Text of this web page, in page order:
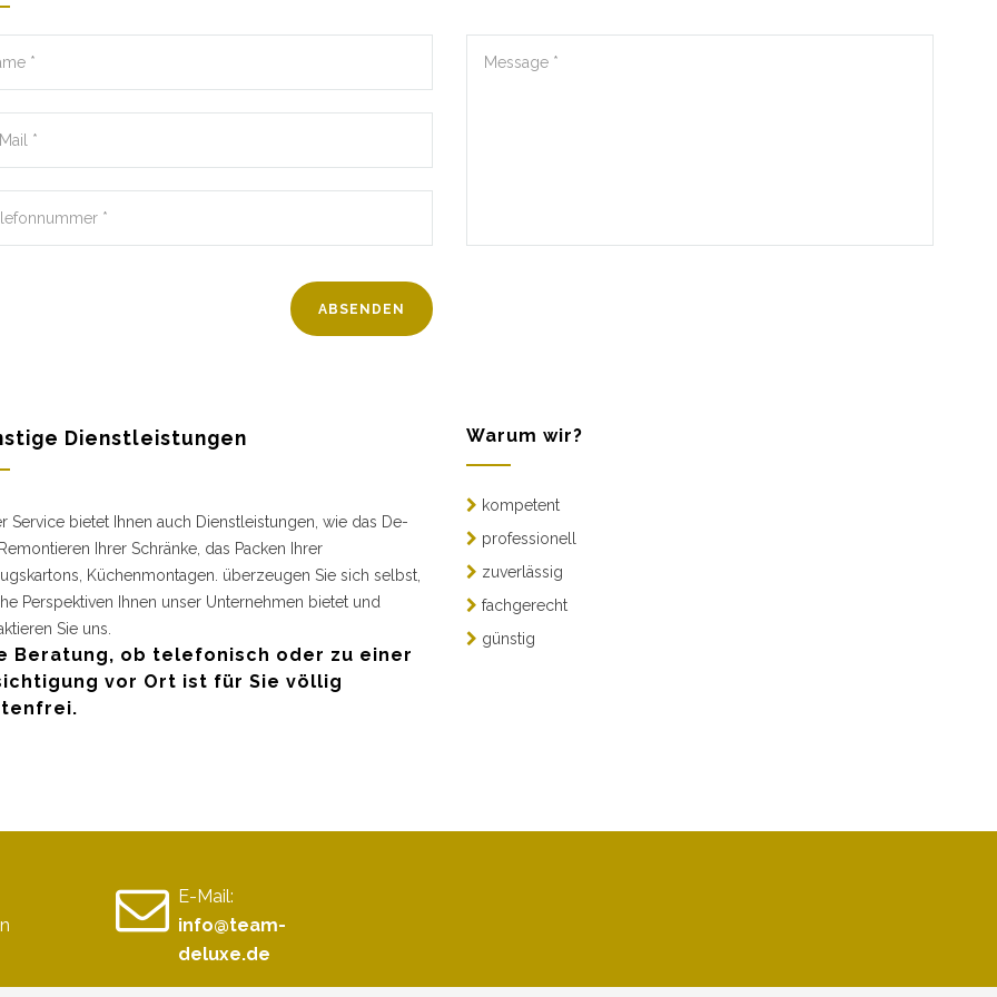
Dienstleistungen
Service bietet Ihnen auch Dienstleistungen, wie das De-
Ihrer Schränke, das Packen Ihrer
Küchenmontagen. überzeugen Sie sich selbst,
Perspektiven Ihnen unser Unternehmen bietet und
Sie uns.
Beratung, ob telefonisch oder zu einer
vor Ort ist für Sie völlig
Warum wir?
kompetent
professionell
zuverlässig
fachgerecht
günstig
E-Mail:
info@team-
deluxe.de